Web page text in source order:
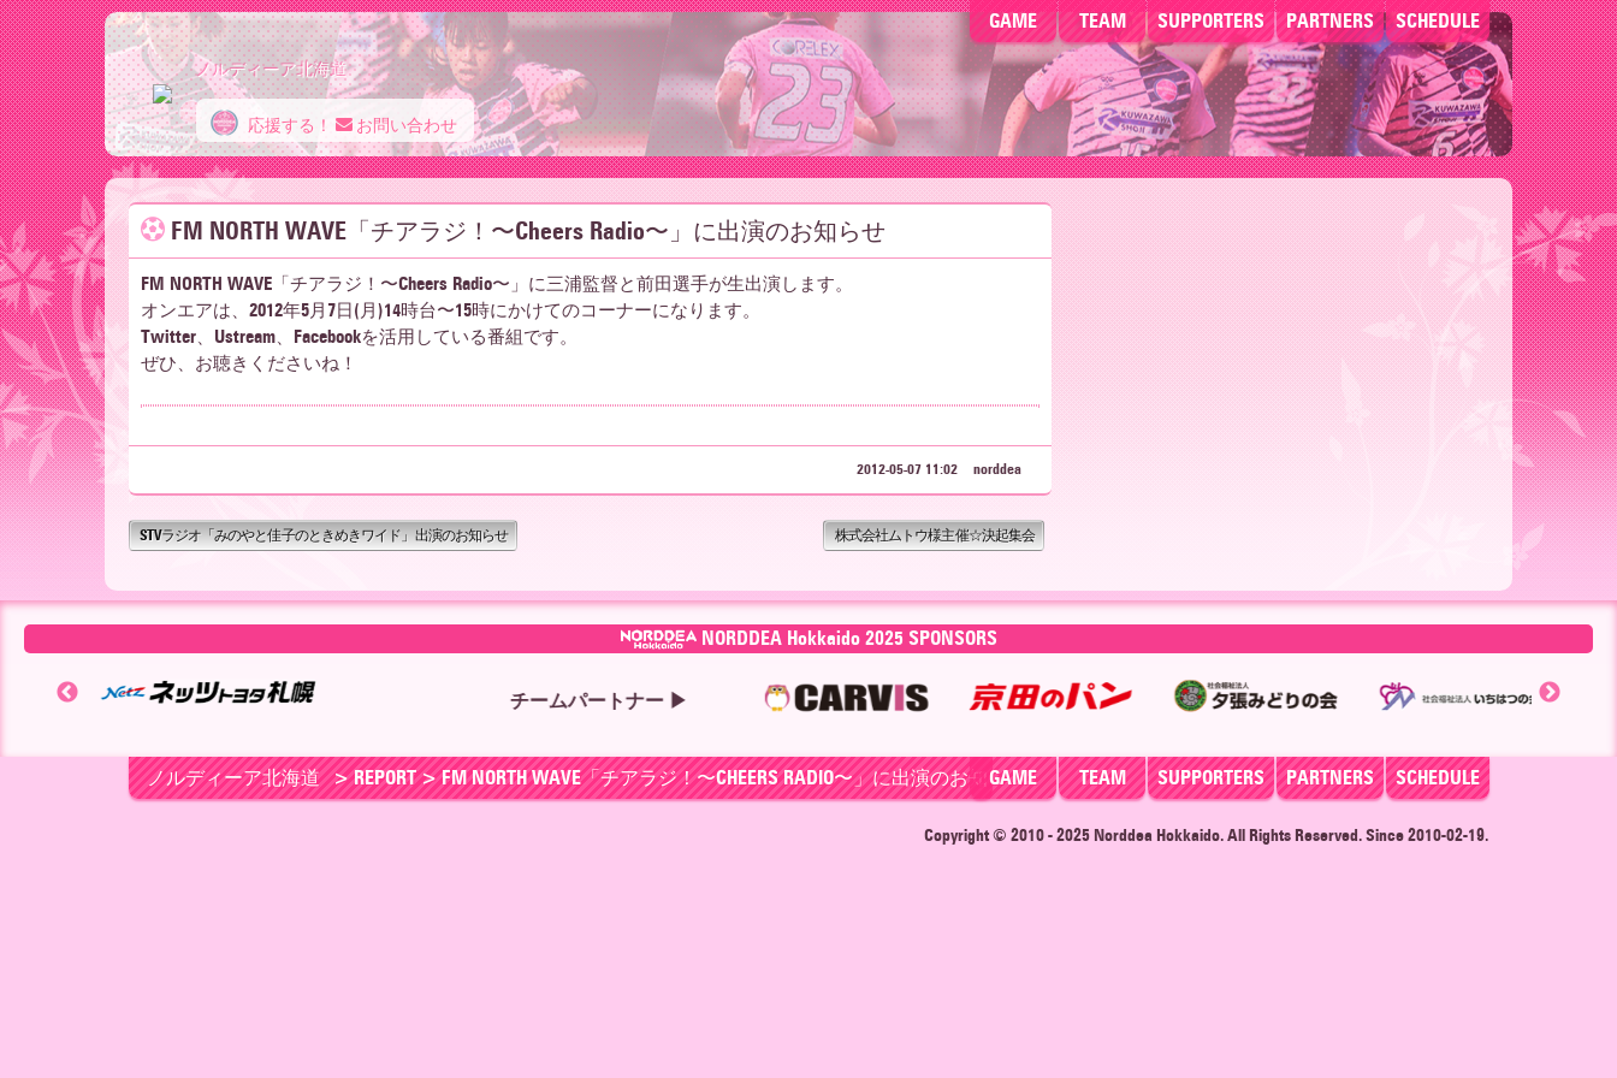
GAME TEAM SUPPORTERS PARTNERS SCHEDULE
ノ
ル
デ
ィ
ー
ア
北
海
ノルディーア北海道
応援する！ お問い合わせ
FM NORTH WAVE「チアラジ！〜Cheers Radio〜」に出演のお知らせ
FM NORTH WAVE「チアラジ！〜Cheers Radio〜」に三浦監督と前田選手が生出演します。
オンエアは、2012年5月7日(月)14時台〜15時にかけてのコーナーになります。
Twitter、Ustream、Facebookを活用している番組です。
ぜひ、お聴きくださいね！
2012-05-07 11:02 norddea
STVラジオ「みのやと佳子のときめきワイド」出演のお知らせ 株式会社ムトウ様主催☆決起集会
NORDDEA Hokkaido 2025 SPONSORS
チームパートナー ▶
GAME TEAM SUPPORTERS PARTNERS SCHEDULE
ノルディーア北海道 > REPORT > FM NORTH WAVE「チアラジ！〜CHEERS RADIO〜」に出演のお知らせ
Copyright © 2010 - 2025 Norddea Hokkaido. All Rights Reserved. Since 2010-02-19.